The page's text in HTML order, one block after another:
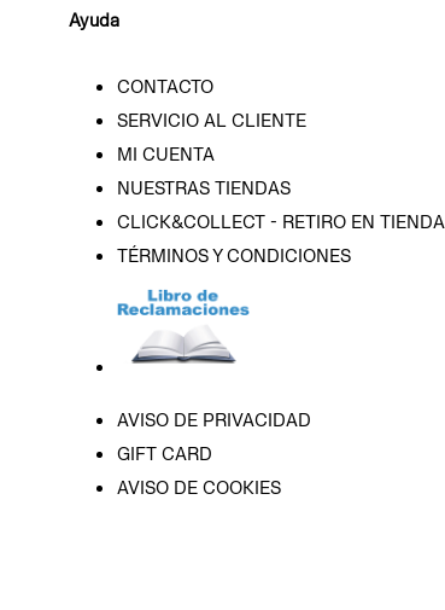
Ayuda
CONTACTO
SERVICIO AL CLIENTE
MI CUENTA
NUESTRAS TIENDAS
CLICK&COLLECT - RETIRO EN TIENDA
TÉRMINOS Y CONDICIONES
AVISO DE PRIVACIDAD
GIFT CARD
AVISO DE COOKIES